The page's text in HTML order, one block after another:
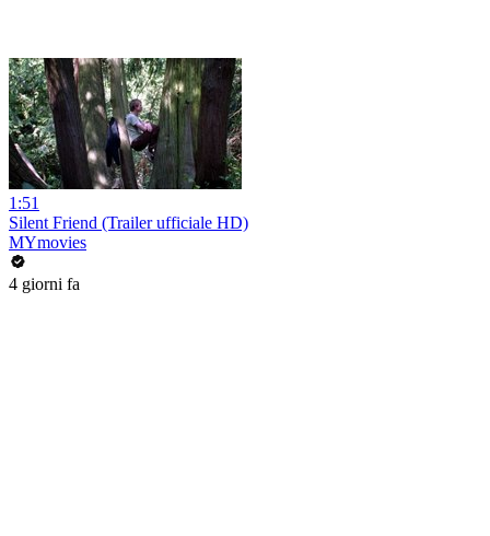
1:51
Silent Friend (Trailer ufficiale HD)
MYmovies
4 giorni fa